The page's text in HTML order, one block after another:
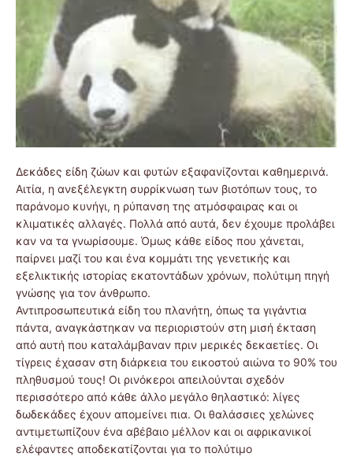
Δεκάδες είδη ζώων και φυτών εξαφανίζονται καθημερινά.
Αιτία, η ανεξέλεγκτη συρρίκνωση των βιοτόπων τους, το
παράνομο κυνήγι, η ρύπανση της ατμόσφαιρας και οι
κλιματικές αλλαγές. Πολλά από αυτά, δεν έχουμε προλάβει
καν να τα γνωρίσουμε. Όμως κάθε είδος που χάνεται,
παίρνει μαζί του και ένα κομμάτι της γενετικής και
εξελικτικής ιστορίας εκατοντάδων χρόνων, πολύτιμη πηγή
γνώσης για τον άνθρωπο.
Αντιπροσωπευτικά είδη του πλανήτη, όπως τα γιγάντια
πάντα, αναγκάστηκαν να περιοριστούν στη μισή έκταση
από αυτή που καταλάμβαναν πριν μερικές δεκαετίες. Οι
τίγρεις έχασαν στη διάρκεια του εικοστού αιώνα το 90% του
πληθυσμού τους! Οι ρινόκεροι απειλούνται σχεδόν
περισσότερο από κάθε άλλο μεγάλο θηλαστικό: λίγες
δωδεκάδες έχουν απομείνει πια. Οι θαλάσσιες χελώνες
αντιμετωπίζουν ένα αβέβαιο μέλλον και οι αφρικανικοί
ελέφαντες αποδεκατίζονται για το πολύτιμο